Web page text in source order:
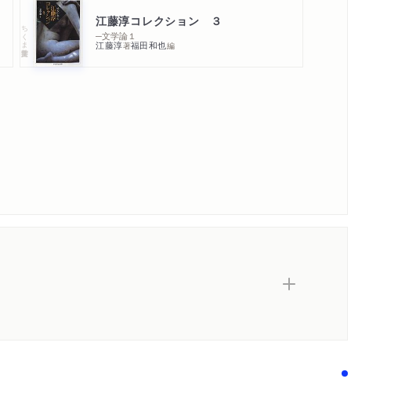
ちくま学芸文庫 江藤淳コレクション ３
─文学論１
江藤淳著福田和也編